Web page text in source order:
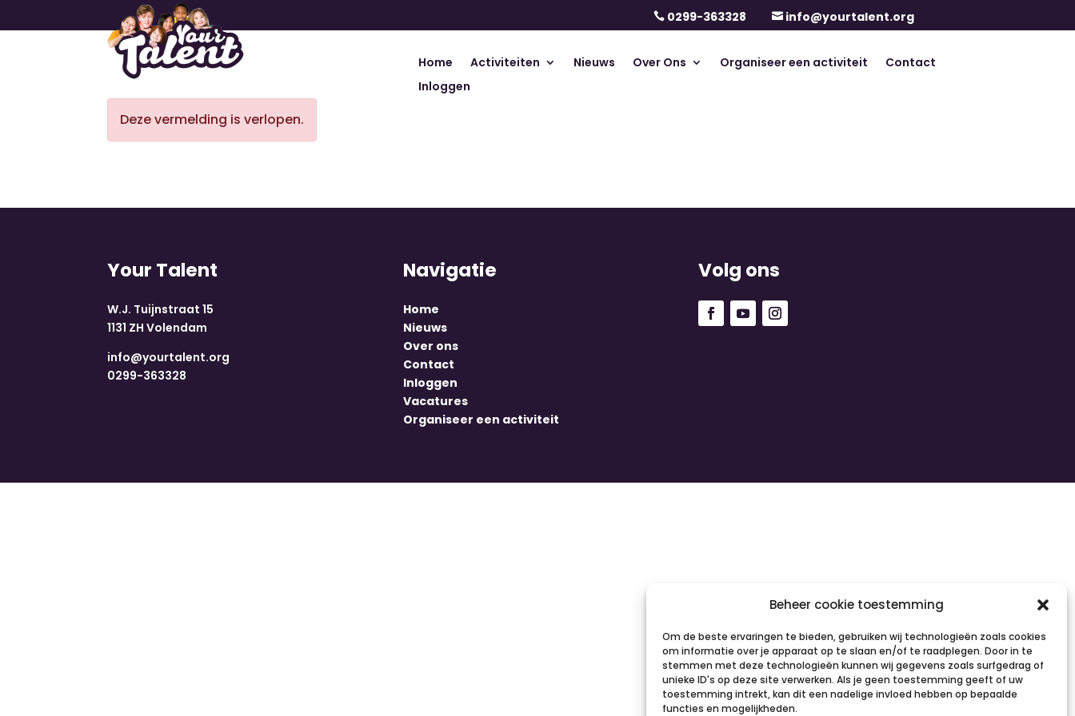
Beheer cookie toestemming
Om de beste ervaringen te bieden, gebruiken wij technologieën zoals cookies
om informatie over je apparaat op te slaan en/of te raadplegen. Door in te
stemmen met deze technologieën kunnen wij gegevens zoals surfgedrag of
unieke ID's op deze site verwerken. Als je geen toestemming geeft of uw
toestemming intrekt, kan dit een nadelige invloed hebben op bepaalde
functies en mogelijkheden.
 0299-363328  info@yourtalent.org
Home Activiteiten Nieuws Over Ons Organiseer een activiteit
Contact
Inloggen
Deze vermelding is verlopen.
Your Talent
W.J. Tuijnstraat 15
1131 ZH Volendam
info@yourtalent.org
0299-363328
Navigatie
Home
Nieuws
Over ons
Contact
Inloggen
Vacatures
Organiseer een activiteit
Volg ons